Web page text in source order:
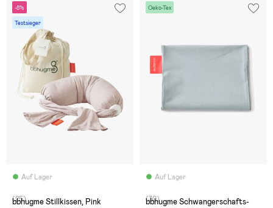
-8%
Testsieger
Auf Lager
(25)
bbhugme Stillkissen, Pink
Oeko-Tex
Auf Lager
(30)
bbhugme Schwangerschafts-